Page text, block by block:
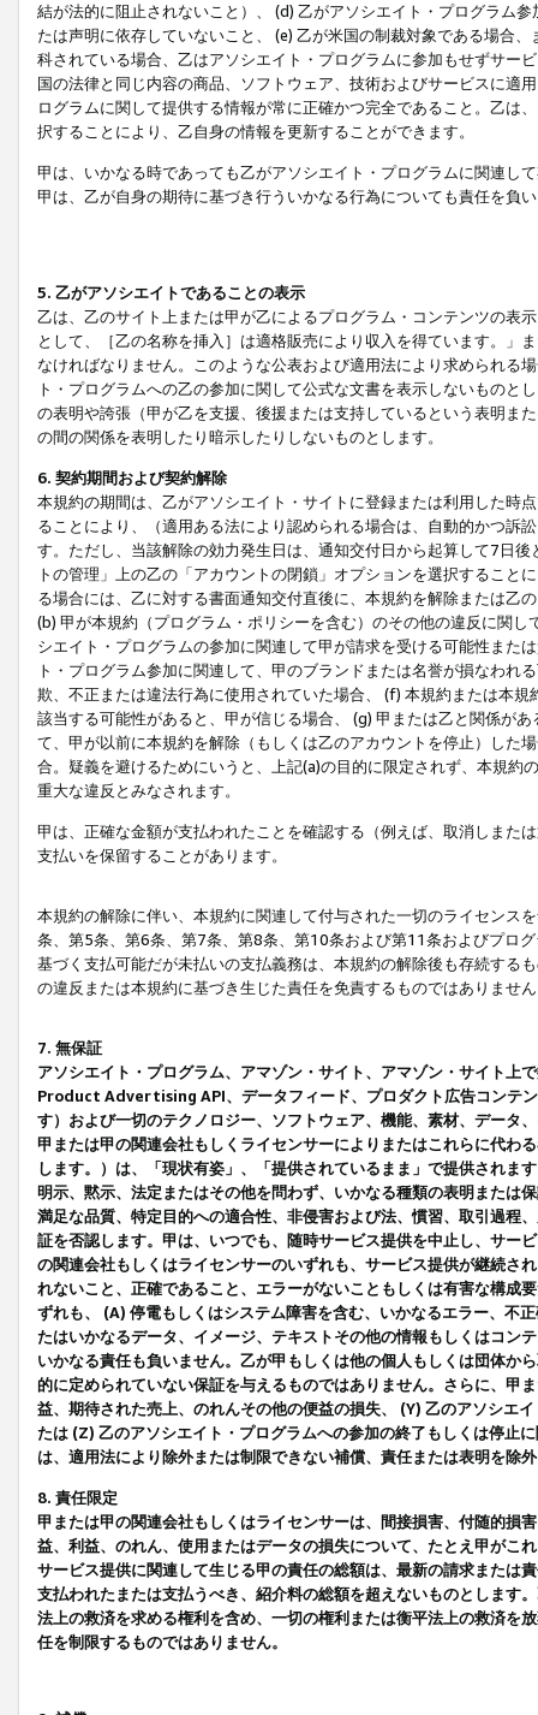
結が法的に阻止されないこと）、 (d) 乙がアソシエイト・プログラム
たは声明に依存していないこと、 (e) 乙が米国の制裁対象である場合
科されている場合、乙はアソシエイト・プログラムに参加もせずサー
国の法律と同じ内容の商品、ソフトウェア、技術およびサービスに適
ログラムに関して提供する情報が常に正確かつ完全であること。乙は
択することにより、乙自身の情報を更新することができます。
甲は、いかなる時であっても乙がアソシエイト・プログラムに関連し
甲は、乙が自身の期待に基づき行ういかなる行為についても責任を負
5. 乙がアソシエイトであることの表示
乙は、乙のサイト上または甲が乙によるプログラム・コンテンツの表
として、［乙の名称を挿入］は適格販売により収入を得ています。」
なければなりません。このような公表および適用法により求められる
ト・プログラムへの乙の参加に関して公式な文書を表示しないもの
の表明や誇張（甲が乙を支援、後援または支持しているという表明ま
の間の関係を表明したり暗示したりしないものとします。
6. 契約期間および契約解除
本規約の期間は、乙がアソシエイト・サイトに登録または利用した時
ることにより、（適用ある法により認められる場合は、自動的かつ訴
す。ただし、当該解除の効力発生日は、通知交付日から起算して7日
トの管理」上の乙の「アカウントの閉鎖」オプションを選択するこ
る場合には、乙に対する書面通知交付直後に、本規約を解除または乙
(b) 甲が本規約（プログラム・ポリシーを含む）のその他の違反に関
シエイト・プログラムの参加に関連して甲が請求を受ける可能性また
ト・プログラム参加に関連して、甲のブランドまたは名誉が損なわれ
欺、不正または違法行為に使用されていた場合、 (f) 本規約または本
該当する可能性があると、甲が信じる場合、 (g) 甲または乙と関係が
て、甲が以前に本規約を解除（もしくは乙のアカウントを停止）した
合。疑義を避けるためにいうと、上記(a)の目的に限定されず、本規
重大な違反とみなされます。
甲は、正確な金額が支払われたことを確認する（例えば、取消しまた
支払いを保留することがあります。
本規約の解除に伴い、本規約に関連して付与された一切のライセンス
条、第5条、第6条、第7条、第8条、第10条および第11条およびプロ
基づく支払可能だが未払いの支払義務は、本規約の解除後も存続する
の違反または本規約に基づき生じた責任を免責するものではありませ
7. 無保証
アソシエイト・プログラム、アマゾン・サイト、アマゾン・サイト上
Product Advertising API、データフィード、プロダクト広告コンテ
す）および一切のテクノロジー、ソフトウェア、機能、素材、データ
甲または甲の関連会社もしくライセンサーによりまたはこれらに代わ
します。）は、「現状有姿」、「提供されているまま」で提供されま
明示、黙示、法定またはその他を問わず、いかなる種類の表明または
満足な品質、特定目的への適合性、非侵害および法、慣習、取引過程
証を否認します。甲は、いつでも、随時サービス提供を中止し、サー
の関連会社もしくはライセンサーのいずれも、サービス提供が継続さ
れないこと、正確であること、エラーがないこともしくは有害な構成
ずれも、 (A) 停電もしくはシステム障害を含む、いかなるエラー、不
たはいかなるデータ、イメージ、テキストその他の情報もしくはコン
いかなる責任も負いません。乙が甲もしくは他の個人もしくは団体か
的に定められていない保証を与えるものではありません。さらに、甲
益、期待された売上、のれんその他の便益の損失、 (Y) 乙のアソシエ
たは (Z) 乙のアソシエイト・プログラムへの参加の終了もしくは停止
は、適用法により除外または制限できない補償、責任または表明を除
8. 責任限定
甲または甲の関連会社もしくはライセンサーは、間接損害、付随的損
益、利益、のれん、使用またはデータの損失について、たとえ甲がこ
サービス提供に関連して生じる甲の責任の総額は、最新の請求または
支払われたまたは支払うべき、紹介料の総額を超えないものとします
法上の救済を求める権利を含め、一切の権利または衡平法上の救済を
任を制限するものではありません。